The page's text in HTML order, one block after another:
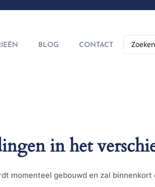
BLOG CONTACT
in het
momenteel gebouwd en zal binnenkort